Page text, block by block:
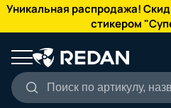
Уникальная распродажа!
стикером
Поиск по артикулу,
КАТАЛОГ